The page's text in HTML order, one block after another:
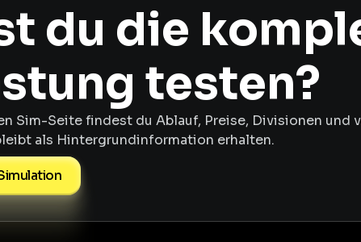
du die
testen?
Sim-Seite findest du Ablauf, Preise, Divisionen und
als Hintergrundinformation erhalten.